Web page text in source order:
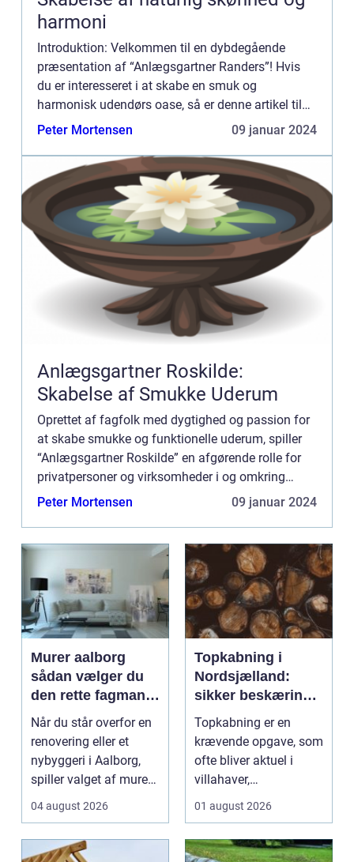
harmoni
Introduktion: Velkommen til en dybdegående
præsentation af “Anlægsgartner Randers”! Hvis
du er interesseret i at skabe en smuk og
harmonisk udendørs oase, så er denne artikel til
dig. Vi vil uddybe, hvad det indebærer at være en
Peter Mortensen 09 januar 2024
Anlægsgartner Roskilde:
Skabelse af Smukke Uderum
Oprettet af fagfolk med dygtighed og passion for
at skabe smukke og funktionelle uderum, spiller
“Anlægsgartner Roskilde” en afgørende rolle for
privatpersoner og virksomheder i og omkring
Roskilde. I denne omfattende artikel vil vi uddyb...
Peter Mortensen 09 januar 2024
Murer aalborg
sådan vælger du
den rette fagmand
til dit næste
projekt
Når du står overfor en
renovering eller et
nybyggeri i Aalborg,
spiller valget af murer
en stor roll...
04 august 2026
Topkabning i
Nordsjælland:
sikker beskæring
af store træer
Topkabning er en
krævende opgave, som
ofte bliver aktuel i
villahaver,
sommerhusområder ...
01 august 2026